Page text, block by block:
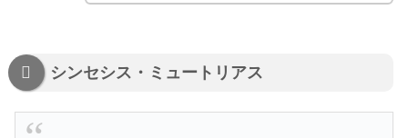
シンセシス・ミュートリアス